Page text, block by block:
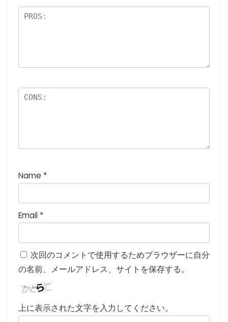
価
Name *
Email *
次回のコメントで使用するためブラウザーに自分
の名前、メールアドレス、サイトを保存する。
上に表示された文字を入力してください。